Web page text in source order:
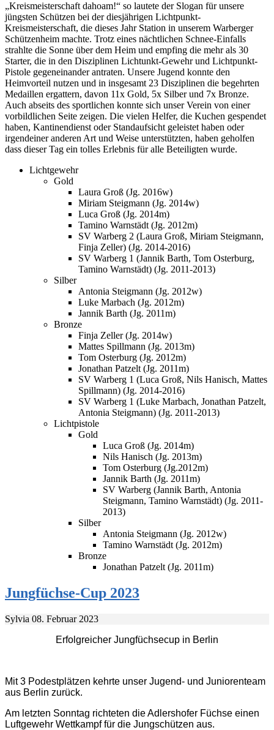
„Kreismeisterschaft dahoam!“ so lautete der Slogan für unsere
jüngsten Schützen bei der diesjährigen Lichtpunkt-
Kreismeisterschaft, die dieses Jahr Station in unserem Warberger
Schützenheim machte. Trotz eines nächtlichen Schnee-Einfalls
strahlte die Sonne über dem Heim und empfing die mehr als 30
Starter, die in den Disziplinen Lichtunkt-Gewehr und Lichtpunkt-
Pistole gegeneinander antraten. Unsere Jugend konnte den
Heimvorteil nutzen und in insgesamt 23 Disziplinen die begehrten
Medaillen ergattern, davon 11x Gold, 5x Silber und 7x Bronze.
Auch abseits des sportlichen konnte sich unser Verein von einer
vorbildlichen Seite zeigen. Die vielen Helfer, die Kuchen gespendet
haben, Kantinendienst oder Standaufsicht geleistet haben oder
irgendeiner anderen Art und Weise unterstützten, haben geholfen
dass dieser Tag ein tolles Erlebnis für alle Beteiligten wurde.
Lichtgewehr
Gold
Laura Groß (Jg. 2016w)
Miriam Steigmann (Jg. 2014w)
Luca Groß (Jg. 2014m)
Tamino Warnstädt (Jg. 2012m)
SV Warberg 2 (Laura Groß, Miriam Steigmann,
Finja Zeller) (Jg. 2014-2016)
SV Warberg 1 (Jannik Barth, Tom Osterburg,
Tamino Warnstädt) (Jg. 2011-2013)
Silber
Antonia Steigmann (Jg. 2012w)
Luke Marbach (Jg. 2012m)
Jannik Barth (Jg. 2011m)
Bronze
Finja Zeller (Jg. 2014w)
Mattes Spillmann (Jg. 2013m)
Tom Osterburg (Jg. 2012m)
Jonathan Patzelt (Jg. 2011m)
SV Warberg 1 (Luca Groß, Nils Hanisch, Mattes
Spillmann) (Jg. 2014-2016)
SV Warberg 1 (Luke Marbach, Jonathan Patzelt,
Antonia Steigmann) (Jg. 2011-2013)
Lichtpistole
Gold
Luca Groß (Jg. 2014m)
Nils Hanisch (Jg. 2013m)
Tom Osterburg (Jg.2012m)
Jannik Barth (Jg. 2011m)
SV Warberg (Jannik Barth, Antonia
Steigmann, Tamino Warnstädt) (Jg. 2011-
2013)
Silber
Antonia Steigmann (Jg. 2012w)
Tamino Warnstädt (Jg. 2012m)
Bronze
Jonathan Patzelt (Jg. 2011m)
Jungfüchse-Cup 2023
Sylvia 08. Februar 2023
Erfolgreicher Jungfüchsecup in Berlin
Mit 3 Podestplätzen kehrte unser Jugend- und Juniorenteam
aus Berlin zurück.
Am letzten Sonntag richteten die Adlershofer Füchse einen
Luftgewehr Wettkampf für die Jungschützen aus.